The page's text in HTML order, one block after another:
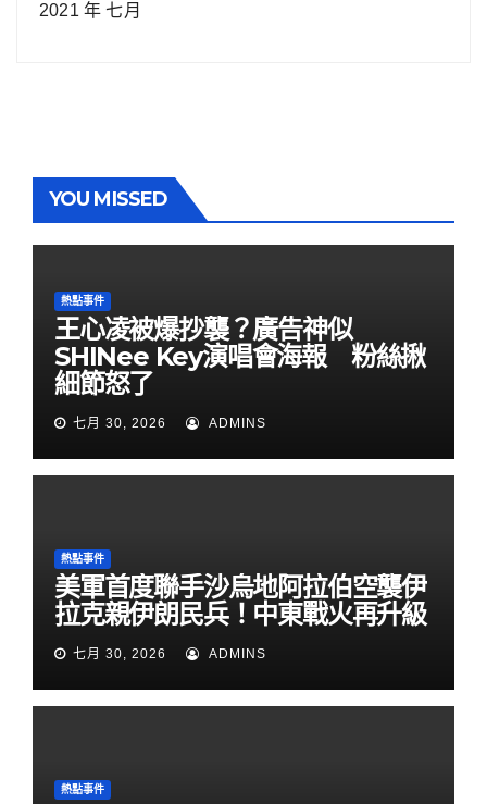
2021 年 七月
YOU MISSED
熱點事件
王心凌被爆抄襲？廣告神似
SHINee Key演唱會海報 粉絲揪
細節怒了
七月 30, 2026 ADMINS
熱點事件
美軍首度聯手沙烏地阿拉伯空襲伊
拉克親伊朗民兵！中東戰火再升級
七月 30, 2026 ADMINS
熱點事件